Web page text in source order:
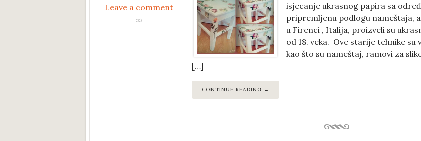
Leave a comment
∞
isjecanje ukrasnog papira sa
pripremljenu podlogu nameštaja,
u Firenci , Italija, proizveli su
od 18. veka. Ove starije tehnike
kao što su nameštaj, ramovi za
[…]
CONTINUE READING →